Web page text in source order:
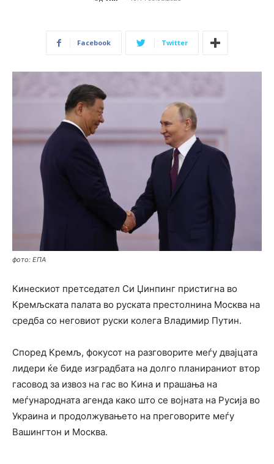
Facebook Twitter
фото: ЕПА
Кинескиот претседател Си Џинпинг пристигна во
Кремљската палата во руската престолнина Москва на
средба со неговиот руски колега Владимир Путин.
Според Кремљ, фокусот на разговорите меѓу двајцата
лидери ќе биде изградбата на долго планираниот втор
гасовод за извоз на гас во Кина и прашања на
меѓународната агенда како што се војната на Русија во
Украина и продолжувањето на преговорите меѓу
Вашингтон и Москва.